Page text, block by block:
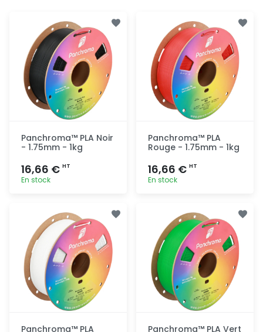
Panchroma™ PLA Noir
- 1.75mm - 1kg
16,66 € HT
En stock
rapide
Panchroma™ PLA
Rouge - 1.75mm - 1kg
16,66 € HT
En stock
rapide
Panchroma™ PLA
Panchroma™ PLA Vert